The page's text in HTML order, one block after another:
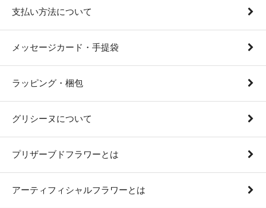
支払い方法について
メッセージカード・手提袋
ラッピング・梱包
グリシーヌについて
プリザーブドフラワーとは
アーティフィシャルフラワーとは